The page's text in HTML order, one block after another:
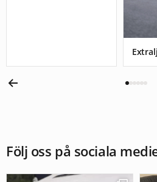
Följ oss på sociala